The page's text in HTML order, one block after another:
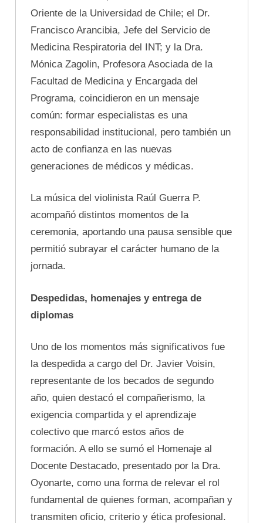
Oriente de la Universidad de Chile; el Dr.
Francisco Arancibia, Jefe del Servicio de
Medicina Respiratoria del INT; y la Dra.
Mónica Zagolin, Profesora Asociada de la
Facultad de Medicina y Encargada del
Programa, coincidieron en un mensaje
común: formar especialistas es una
responsabilidad institucional, pero también un
acto de confianza en las nuevas
generaciones de médicos y médicas.
La música del violinista Raúl Guerra P.
acompañó distintos momentos de la
ceremonia, aportando una pausa sensible que
permitió subrayar el carácter humano de la
jornada.
Despedidas, homenajes y entrega de
diplomas
Uno de los momentos más significativos fue
la despedida a cargo del Dr. Javier Voisin,
representante de los becados de segundo
año, quien destacó el compañerismo, la
exigencia compartida y el aprendizaje
colectivo que marcó estos años de
formación. A ello se sumó el Homenaje al
Docente Destacado, presentado por la Dra.
Oyonarte, como una forma de relevar el rol
fundamental de quienes forman, acompañan y
transmiten oficio, criterio y ética profesional.